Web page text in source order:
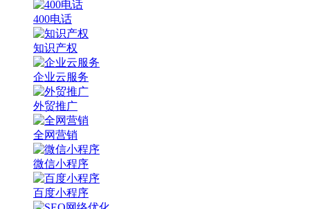
400电话
知识产权
企业云服务
外贸推广
全网营销
微信小程序
百度小程序